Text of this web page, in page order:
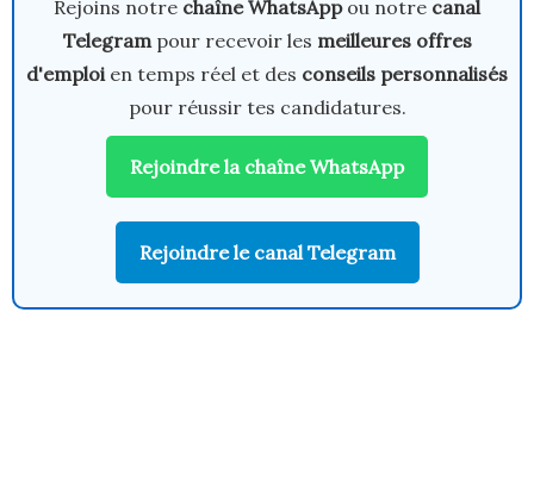
Rejoins notre chaîne WhatsAppou notre canal
Telegrampour recevoir les meilleures offres
d'emploi en temps réel et des conseils personnalisés
pour réussir tes candidatures.
Rejoindre la chaîne WhatsApp
Rejoindre le canal Telegram